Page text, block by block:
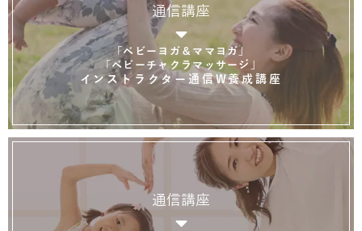
通信講座
「ベビーヨガ＆ママヨガ」
「ベビーチャクラマッサージ」
インストラクター通信W養成講座
通信講座